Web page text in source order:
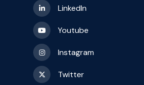
LinkedIn
Youtube
Instagram
Twitter